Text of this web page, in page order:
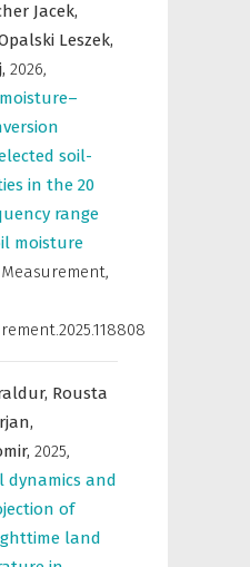
Jacek,
Leszek,
2026,
soil-
in the 20
range
moisture
Measurement,
Rousta
2025,
dynamics and
of
land